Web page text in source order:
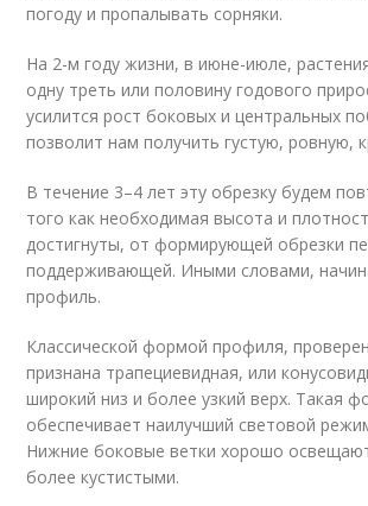
погоду и пропалывать сорняки.
На 2-м году жизни, в июне-июле,
одну треть или половину годового
усилится рост боковых и центральных
позволит нам получить густую, ровную,
В течение 3–4 лет эту обрезку будем
того как необходимая высота и
достигнуты, от формирующей обрезки
поддерживающей. Иными словами,
профиль.
Классической формой профиля,
признана трапециевидная, или
широкий низ и более узкий верх. Такая
обеспечивает наилучший световой
Нижние боковые ветки хорошо
более кустистыми.